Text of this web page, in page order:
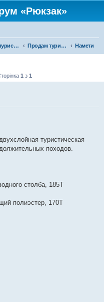
«Рюкзак»
Дошки туристичних оголошень Продам туристичне спорядження Намети
1 з 1
туристическая
походов.
столба, 185T
полиэстер, 170T